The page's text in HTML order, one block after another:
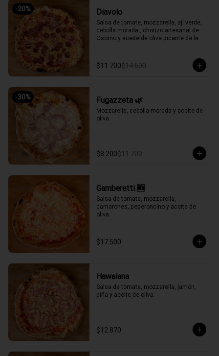
-20% Diavolo
Salsa de tomate, mozzarella, ají verde,
cebolla morada , chorizo artesanal de
Osorno y aceite de oliva picante de la
$11.700$14.600
-30% Fugazzeta 🌿
Mozzarella, cebolla morada y aceite de
oliva.
$8.200$11.700
Gamberetti 🆕
Salsa de tomate, mozzarella,
camarones, peperoncino y aceite de
oliva.
$17.500
Hawaiana
Salsa de tomate, mozzarella, jamón,
piña y aceite de oliva.
$12.870